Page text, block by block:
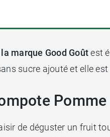
marque Good Goûtest
sucre ajouté et elle
Pomme
de déguster un fruit